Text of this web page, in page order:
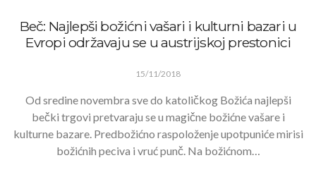
Beč: Najlepši božićni vašari i kulturni bazari u
Evropi održavaju se u austrijskoj prestonici
15/11/2018
Od sredine novembra sve do katoličkog Božića najlepši
bečki trgovi pretvaraju se u magične božićne vašare i
kulturne bazare. Predbožićno raspoloženje upotpuniće mirisi
božićnih peciva i vruć punč. Na božićnom…